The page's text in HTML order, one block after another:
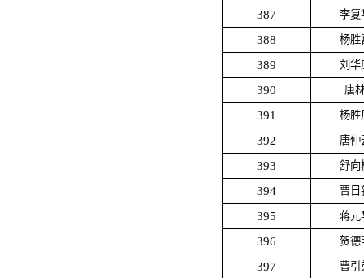
387 李复
388 杨胜
389 刘华
390 唐
391 杨胜
392 唐仲
393 舒向
394 曹日
395 蒋元
396 贺德
397 曹引